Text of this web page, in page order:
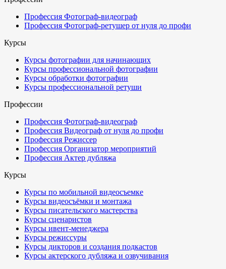
Профессия Фотограф-видеограф
Профессия Фотограф-ретушер от нуля до профи
Курсы
Курсы фотографии для начинающих
Курсы профессиональной фотографии
Курсы обработки фотографии
Курсы профессиональной ретуши
Профессии
Профессия Фотограф-видеограф
Профессия Видеограф от нуля до профи
Профессия Режиссер
Профессия Организатор мероприятий
Профессия Актер дубляжа
Курсы
Курсы по мобильной видеосъемке
Курсы видеосъёмки и монтажа
Курсы писательского мастерства
Курсы сценаристов
Курсы ивент-менеджера
Курсы режиссуры
Курсы дикторов и создания подкастов
Курсы актерского дубляжа и озвучивания